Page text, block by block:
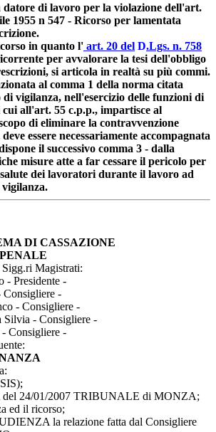
datore di lavoro per la violazione dell'art.
1955 n 547 - Ricorso per lamentata
in quanto l' art. 20 del D.Lgs. n. 758
per avvalorare la tesi dell'obbligo
si articola in realtà su più commi.
al comma 1 della norma citata
di vigilanza, nell'esercizio delle funzioni di
all'art. 55 c.p.p., impartisce al
di eliminare la contravvenzione
essere necessariamente accompagnata
il successivo comma 3 - dalla
misure atte a far cessare il pericolo per
dei lavoratori durante il lavoro ad
DI CASSAZIONE
Magistrati:
Presidente -
-
- Consigliere -
- Consigliere -
Consigliere -
del 24/01/2007 TRIBUNALE di MONZA;
ed il ricorso;
la relazione fatta dal Consigliere